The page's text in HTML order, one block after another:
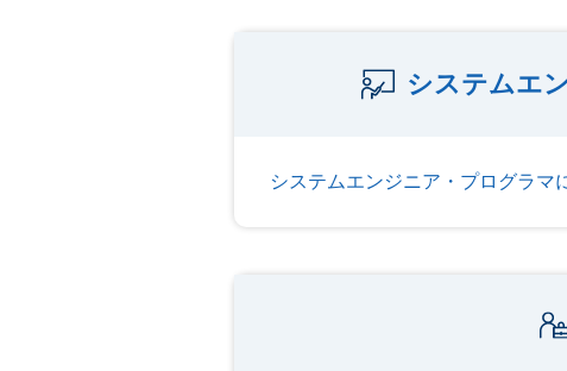
システムエ
システムエンジニア・プログラマ